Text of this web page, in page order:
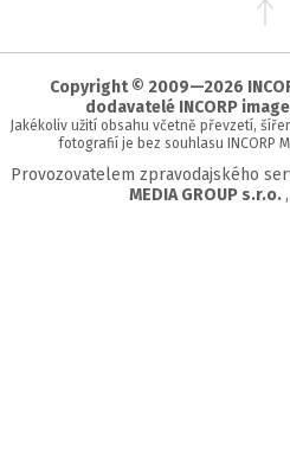
Copyright © 2009—2026
dodavatelé INCORP
Jakékoliv užití obsahu včetně převzetí,
fotografií je bez souhlasu INCORP
Provozovatelem zpravodajského
MEDIA GROUP s.r.o.